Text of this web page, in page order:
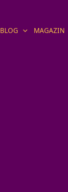
BLOG MAGAZIN